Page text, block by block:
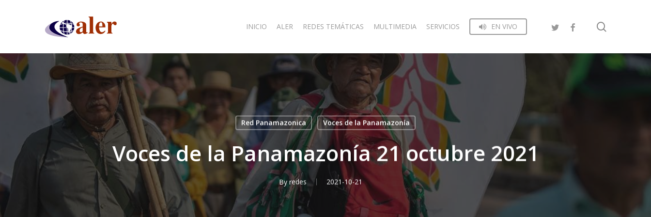
INICIO ALER REDES TEMÁTICAS MULTIMEDIA SERVICIOS EN VIVO
Red Panamazonica Voces de la Panamazonía
Voces de la Panamazonía 21 octubre 2021
By redes 2021-10-21